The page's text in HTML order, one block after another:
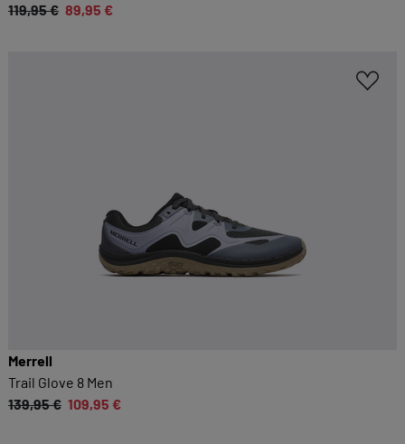
119,95 € 89,95 €
Merrell
Trail Glove 8 Men
139,95 € 109,95 €